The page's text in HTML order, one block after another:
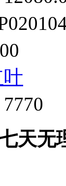
7770
天无